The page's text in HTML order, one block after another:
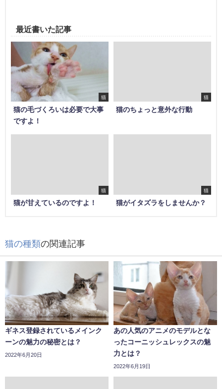
最近書いた記事
猫
猫の毛づくろいは必要で大事
ですよ！
猫
猫のちょっと意外な行動
猫
猫が甘えているのですよ！
猫
猫がイタズラをしませんか？
猫の種類の関連記事
ギネス登録されているメインク
ーンの魅力の秘密とは？
2022年6月20日
あの人気のアニメのモデルとな
ったコーニッシュレックスの魅
力とは？
2022年6月19日